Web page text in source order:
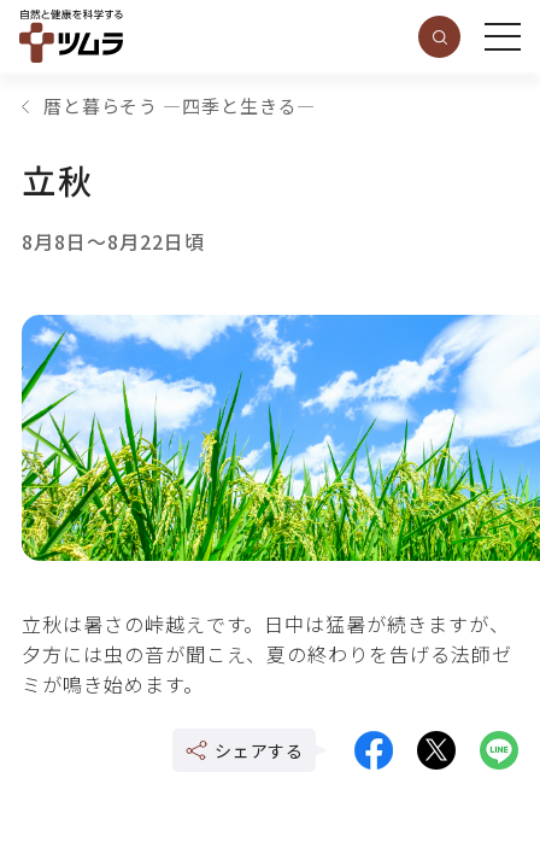
暦と暮らそう ―四季と生きる―
立秋
8月8日～8月22日頃
シェアする
立秋は暑さの峠越えです。日中は猛暑が続きますが、
夕方には虫の音が聞こえ、夏の終わりを告げる法師ゼ
ミが鳴き始めます。